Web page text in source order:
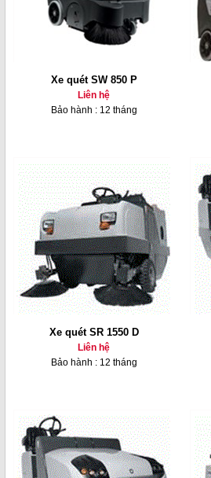
Xe quét SW 850 P
Liên hệ
Bảo hành : 12 tháng
Xe quét SR 1550 D
Liên hệ
Bảo hành : 12 tháng